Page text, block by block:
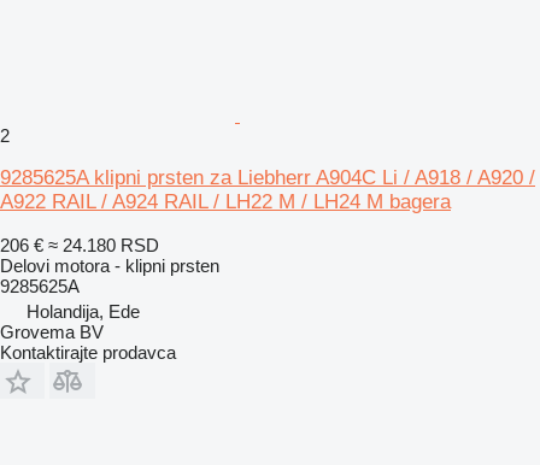
2
9285625A klipni prsten za Liebherr A904C Li / A918 / A920 /
A922 RAIL / A924 RAIL / LH22 M / LH24 M bagera
206 € ≈ 24.180 RSD
Delovi motora - klipni prsten
9285625A
Holandija, Ede
Grovema BV
Kontaktirajte prodavca